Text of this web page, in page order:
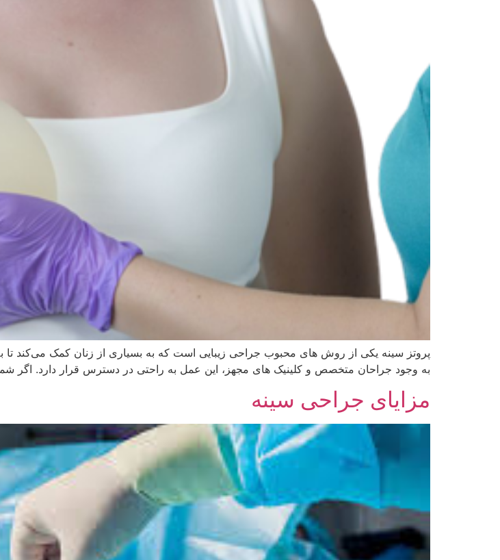
پروتز سینه یکی از روش‌ های محبوب جراحی زیبایی است که به بسیاری از زنان کمک می‌کند تا
به وجود جراحان متخصص و کلینیک‌ های مجهز، این عمل به راحتی در دسترس قرار دارد. اگر
مزایای جراحی سینه